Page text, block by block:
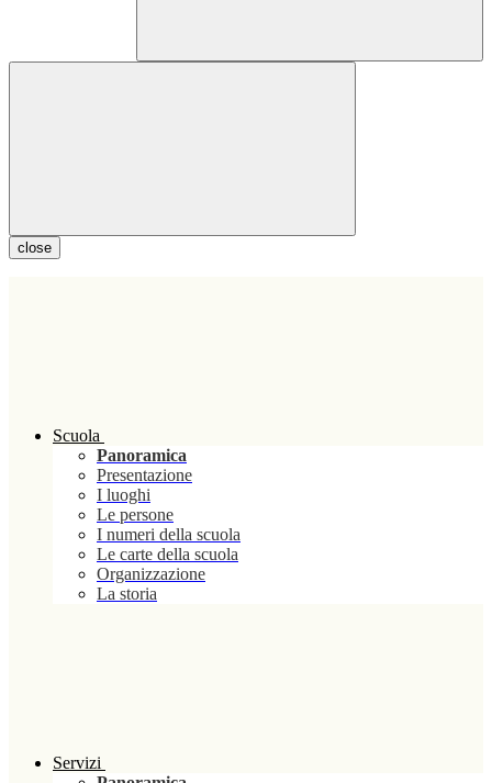
close
Scuola
Panoramica
Presentazione
I luoghi
Le persone
I numeri della scuola
Le carte della scuola
Organizzazione
La storia
Servizi